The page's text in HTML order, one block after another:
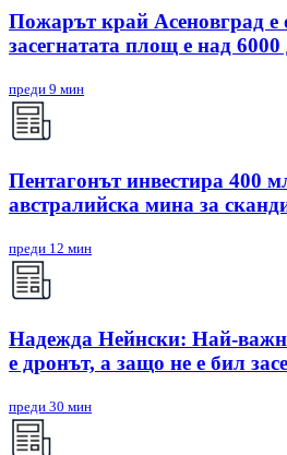
Пожарът край Асеновград е
засегнатата площ е над 6000
преди 9 мин
Пентагонът инвестира 400
австралийска мина за
преди 12 мин
Надежда Нейнски: Най-
е дронът, а защо не е бил
преди 30 мин